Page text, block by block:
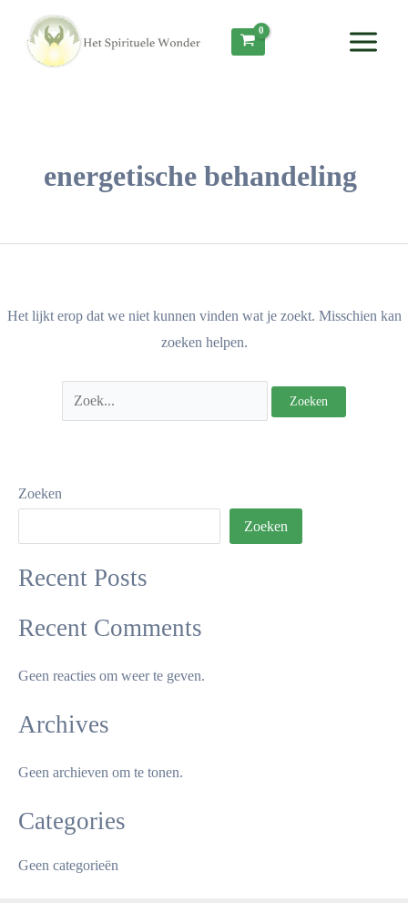
Menu
energetische behandeling
Het lijkt erop dat we niet kunnen vinden wat je zoekt. Misschien kan
zoeken helpen.
naar:
Zoeken
Zoeken
Recent Posts
Recent Comments
Geen reacties om weer te geven.
Archives
Geen archieven om te tonen.
Categories
Geen categorieën